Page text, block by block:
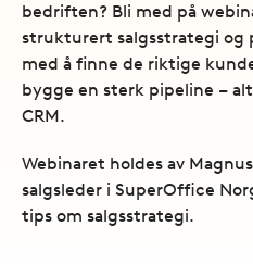
bedriften? Bli med på
strukturert salgsstrategi og
med å finne de riktige
bygge en sterk pipeline –
CRM.
Webinaret holdes av
salgsleder i SuperOffice
tips om salgsstrategi.